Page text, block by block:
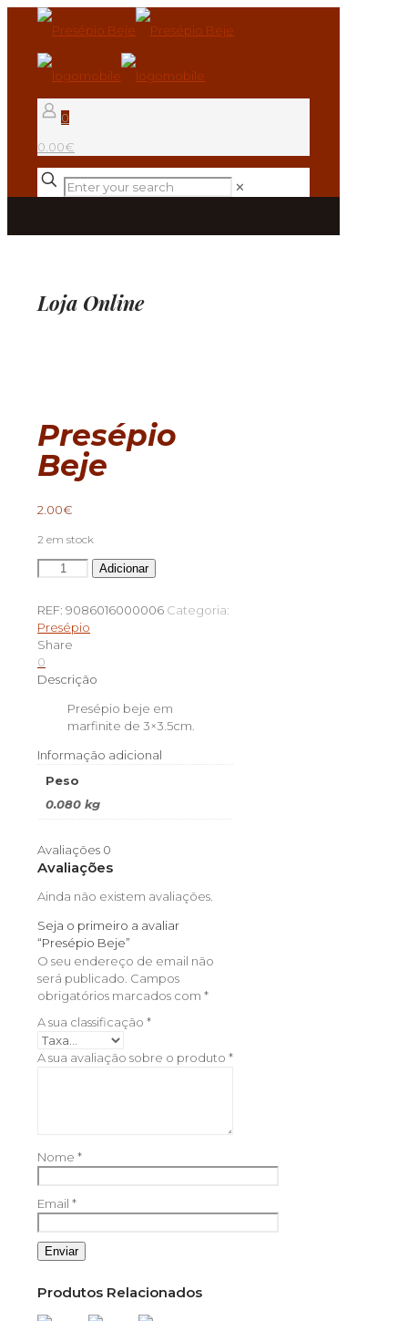
0
0.00€
✕
Loja Online
Presépio
Beje
2.00€
2 em stock
Quantidade
de
Beje
Adicionar
REF: 9086016000006 Categoria:
Presépio
Share
0
Descrição
Presépio beje em
marfinite de 3×3.5cm.
Informação adicional
Peso
0.080 kg
Avaliações 0
Avaliações
Ainda não existem avaliações.
Seja o primeiro a avaliar
“Presépio Beje”
O seu endereço de email não
será publicado. Campos
obrigatórios marcados com *
A sua classificação *
A sua avaliação sobre o produto *
Nome *
Email *
Produtos Relacionados